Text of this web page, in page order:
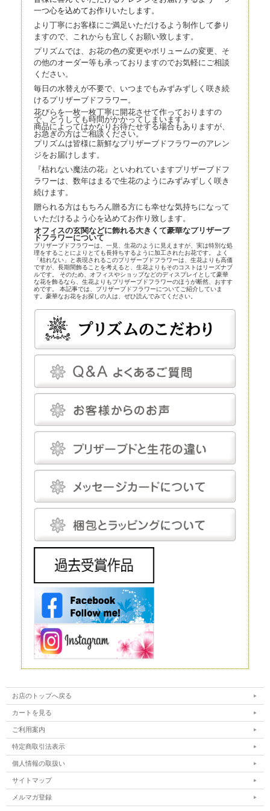
一つ心を込めてお作りいたします。
より丁寧にお客様にご満足いただけるよう制作して参り
ますので、これからも宜しくお願い致します。
プリズムでは、お花の色の変更やボリュームの変更、そ
の他のオーダー等も承っておりますのでお気軽にご相談
ください。
毎日の水替えが不要で、いつまでもみずみずしく咲き続
けるプリザーブドフラワー。
花びらを一枚一枚丁寧に開花させて作っておりますの
で、どうしても時間がかかってしまいます。
商品によってはかなりお待たせする場合もありますが、
お急ぎの方はご相談ください。
プリズムは皆様に新鮮なプリザーブドフラワーのアレン
ジをお届けします。
『枯れない魔法の花』といわれていますプリザーブドフ
ラワーは、数年はまるで生花のようにみずみずしく咲き
続けます。
贈られる方はもちろん贈る方にも幸せな気持ちになって
いただけるよう心を込めてお作り致します。
オフィスの玄関などに飾れる大きくて豪華なプリザーブ
ドフラワーについて
プリザーブドフラワーは、一見、生花のように見えますが、実は特別な処
理をすることによりとても長持ちするように加工されたお花です。 よく
「枯れない」と表現されるこのプリザーブドフラワーは、生花よりも高価
ですが、長期間飾ることを考えると、生花よりもそのコストはリーズナブ
ルです。 そのため、オフィスやショップなどのディスプレイとして豪華
な花を飾るなら、生花よりもプリザーブドフラワーのほうが断然、おすす
めです。 本記事では、プリザーブドフラワーについてご紹介していま
す。豪華なお花をお探しの人は、ぜひ読んでみてください。
プリザーブドフラワーとほかの花の比較
プリザーブドフラワーは、近年、生花店の店頭にも並べられているので、
よく知らなくても目にしている人は多いかもしれません。まずはプリザー
ブドフラワーとほかの花とを比較してみましょう。
プリザーブドフラワー
プリザーブドフラワーは、一見、生花のように見える、人工的に加工され
ための作業も施されます。
プリザーブドフラワーは染色も可能です。そのため、生花にはありえない
るのですが、メンテナンスフリーというわけではありません。
温度と湿度に対してはデリケートで、これらについてはしっかり管理しな
いと、ヒビや色あせなどの発生を招きます。しかし、エアコンをつけっぱ
なしにして完全管理する必要はなく、気にしてあげる程度で十分です。
プリザーブドフラワーにとって最適な温度は18～25℃程度、湿度は30～
50％程度です。プリザーブドフラワーは基本的に「花」を加工したもの
で、茎は後付けになります。そのため、小さなお供え花から豪華なディス
プレイまで、さまざまな用途で使えます。
生花
ザーブドフラワーと比較するとなると「切り花」になるでしょう。生花の
魅力は、やはりその生命感です。
元々、寿命が短いということもあり、一生懸命手をかけても、多くの場
合、1～2週間で寿命を迎えてしまうことは生花の宿命ではありますが、
飾ることを考えるとデメリットだといえるでしょう。 生花は豪華なディ
スプレイとして使われることもありますが、お花の種類によってはとても
高価で、また、当然ながら長期間飾ることはできません。
造花は、実在するお花をモチーフにして作られる人工的なお花です。人工
ブドフラワーが原材料に生花を使うのに対し、造花は化学繊維やワイヤー
などを使いますので、まったく性質が異なります。
インテリアやフラワーアレンジメントにもよく利用されており、高いクオ
リティを持つ造花は、値段も高い代わりに驚くほど繊細です。それでも、
ルックスや質感については、やはりほかの花と比較するものではありませ
ん。 もちろん、何も手をかけなくても美しさを保ってくれるということ
は、この造花の大きなメリットだといえるでしょう。
ドライフラワー
ドライフラワーは、プリザーブドフラワー同様、生花から作られるお花で
す。文字どおり、生花を乾燥させたものがドライフラワーです。水分を抜
ことは、このドライフラワーの弱点だといえるでしょう。
お店のトップへ戻る
カートを見る
ご利用案内
特定商取引法表示
個人情報の取扱い
サイトマップ
メルマガ登録